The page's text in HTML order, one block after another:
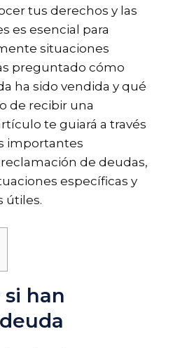
tus derechos y las
es esencial para
situaciones
preguntado cómo
ha sido vendida y qué
de recibir una
te guiará a través
importantes
de deudas,
específicas y
útiles.
si han